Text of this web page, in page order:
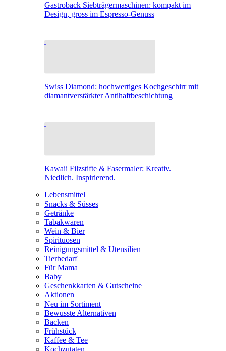
Gastroback Siebträgermaschinen: kompakt im
Design, gross im Espresso-Genuss
Swiss Diamond: hochwertiges Kochgeschirr mit
diamantverstärkter Antihaftbeschichtung
Kawaii Filzstifte & Fasermaler: Kreativ.
Niedlich. Inspirierend.
Lebensmittel
Snacks & Süsses
Getränke
Tabakwaren
Wein & Bier
Spirituosen
Reinigungsmittel & Utensilien
Tierbedarf
Für Mama
Baby
Geschenkkarten & Gutscheine
Aktionen
Neu im Sortiment
Bewusste Alternativen
Backen
Frühstück
Kaffee & Tee
Kochzutaten